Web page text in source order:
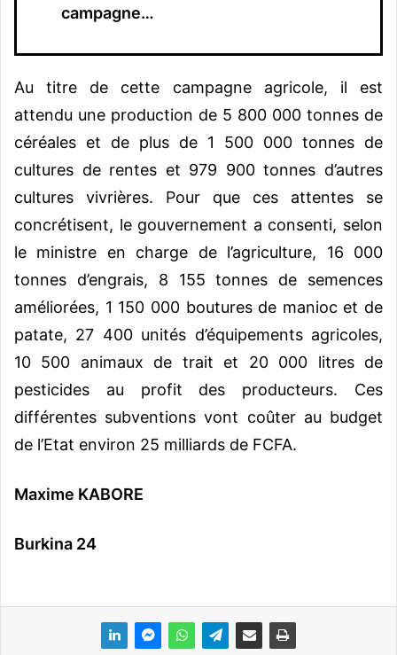
campagne…
Au titre de cette campagne agricole, il est
attendu une production de 5 800 000 tonnes de
céréales et de plus de 1 500 000 tonnes de
cultures de rentes et 979 900 tonnes d’autres
cultures vivrières. Pour que ces attentes se
concrétisent, le gouvernement a consenti, selon
le ministre en charge de l’agriculture, 16 000
tonnes d’engrais, 8 155 tonnes de semences
améliorées, 1 150 000 boutures de manioc et de
patate, 27 400 unités d’équipements agricoles,
10 500 animaux de trait et 20 000 litres de
pesticides au profit des producteurs. Ces
différentes subventions vont coûter au budget
de l’Etat environ 25 milliards de FCFA.
Maxime KABORE
Burkina 24